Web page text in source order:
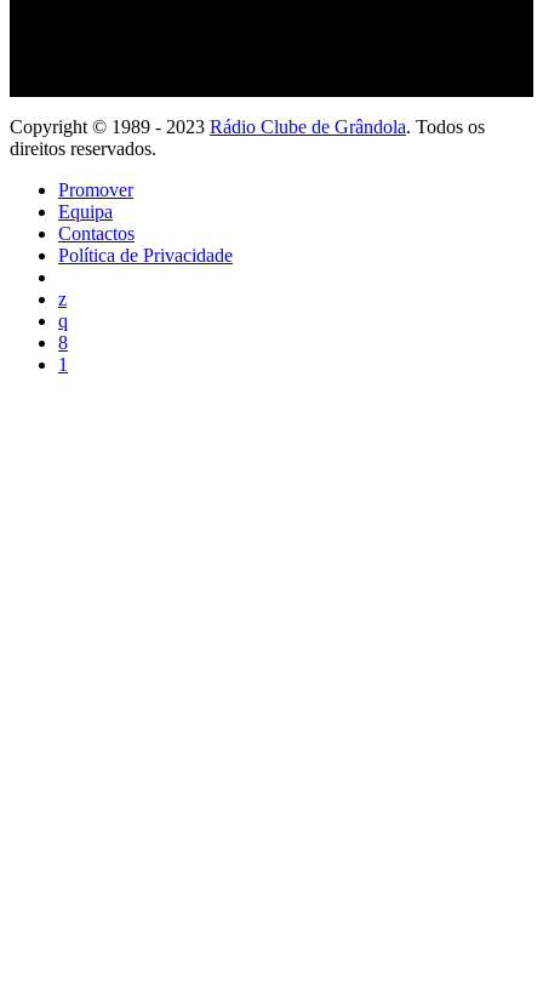
Copyright © 1989 - 2023 Rádio Clube de Grândola. Todos os
direitos reservados.
Promover
Equipa
Contactos
Política de Privacidade